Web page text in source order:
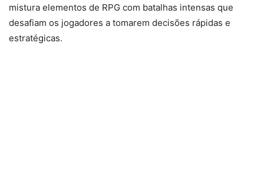
mistura elementos de RPG com batalhas intensas que
desafiam os jogadores a tomarem decisões rápidas e
estratégicas.